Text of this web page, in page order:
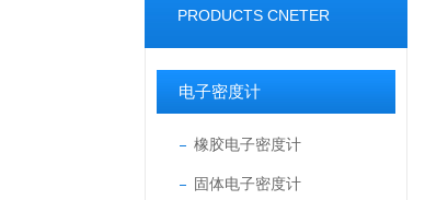
PRODUCTS CNETER
电子密度计
橡胶电子密度计
固体电子密度计